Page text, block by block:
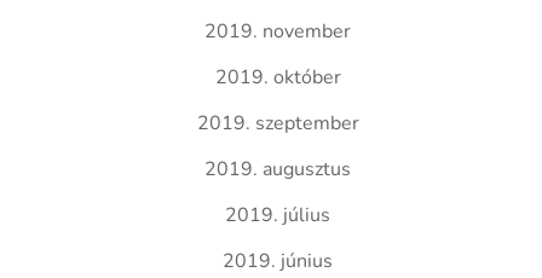
2019. november
2019. október
2019. szeptember
2019. augusztus
2019. július
2019. június